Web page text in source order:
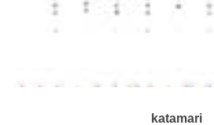
katamari